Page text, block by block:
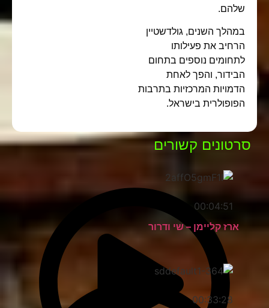
שלהם.
במהלך השנים, גולדשטיין
הרחיב את פעילותו
לתחומים נוספים בתחום
הבידור, והפך לאחת
הדמויות המרכזיות בתרבות
הפופולרית בישראל.
סרטונים קשורים
00:04:51
ארז קליימן – שי ודרור
00:33:28